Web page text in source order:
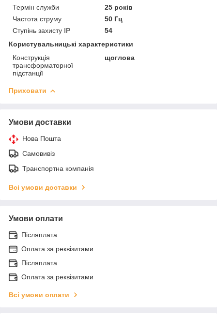
Термін служби
25 років
Частота струму
50 Гц
Ступінь захисту IP
54
Користувальницькі характеристики
Конструкція
трансформаторної
підстанції
щоглова
Приховати
Умови доставки
Нова Пошта
Самовивіз
Транспортна компанія
Всі умови доставки
Умови оплати
Післяплата
Оплата за реквізитами
Післяплата
Оплата за реквізитами
Всі умови оплати